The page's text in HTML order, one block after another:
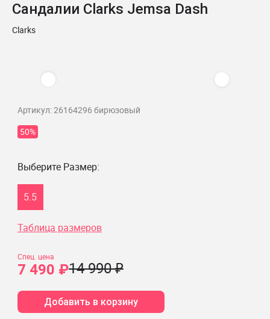
Сандалии Clarks Jemsa Dash
Clarks
Артикул: 26164296 бирюзовый
50%
Выберите Размер:
5.5
Таблица размеров
Спец. цена
7 490 ₽14 990 ₽
Добавить в корзину